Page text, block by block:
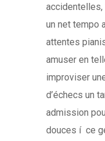
accidentelles,
un net tempo
attentes
amuser en
improviser
d’échecs un
admission
douces í ce